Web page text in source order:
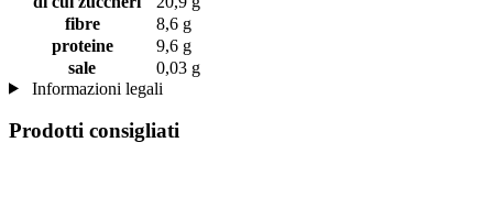
fibre
8,6 g
proteine
9,6 g
sale
0,03 g
Informazioni legali
Prodotti consigliati